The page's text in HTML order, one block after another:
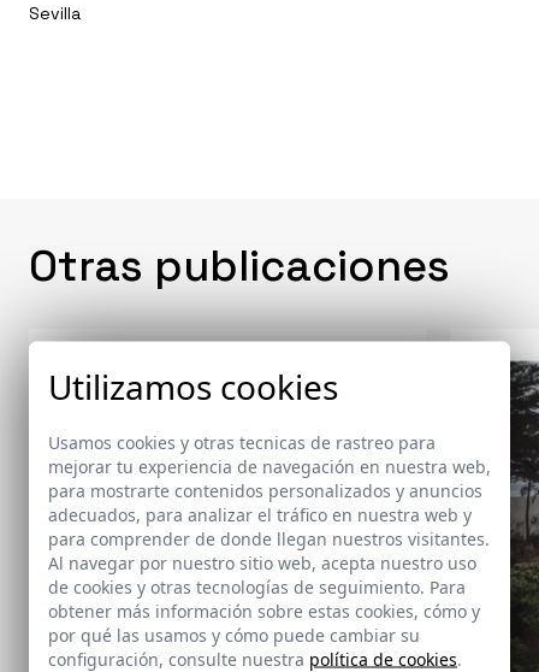
Sevilla
Otras publicaciones
Utilizamos cookies
Usamos cookies y otras tecnicas de rastreo para
mejorar tu experiencia de navegación en nuestra web,
para mostrarte contenidos personalizados y anuncios
adecuados, para analizar el tráfico en nuestra web y
para comprender de donde llegan nuestros visitantes.
Al navegar por nuestro sitio web, acepta nuestro uso
de cookies y otras tecnologías de seguimiento. Para
obtener más información sobre estas cookies, cómo y
por qué las usamos y cómo puede cambiar su
configuración, consulte nuestra política de cookies.